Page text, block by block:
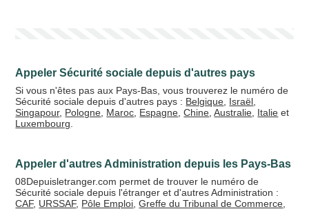
Appeler Sécurité sociale depuis d'autres pays
Si vous n'êtes pas aux Pays-Bas, vous trouverez le numéro de
Sécurité sociale depuis d'autres pays : Belgique Israël
Singapour, Pologne Maroc Espagne ,Chine ,Australie Italie et
Luxembourg
Appeler d'autres Administration depuis les Pays-Bas
08Depuisletranger.com permet de trouver le numéro de
Sécurité sociale depuis l'étranger et d'autres Administration :
CAF, URSSAF, Pôle Emploi ,Greffe du Tribunal de Commerce